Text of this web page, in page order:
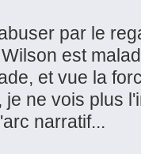
par le
est
et vue la
ne vois plus
narratif...